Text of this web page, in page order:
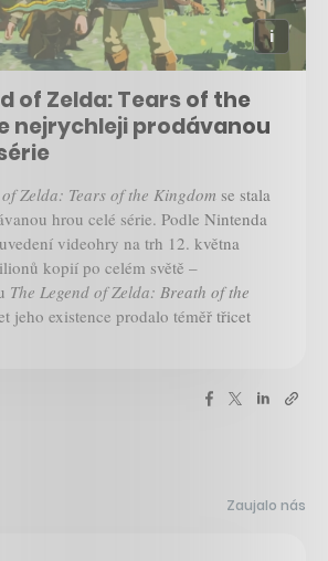
of Zelda: Tears of the
nejrychleji prodávanou
Zelda: Tears of the Kingdom se stala
hrou celé série. Podle Nintenda
videohry na trh 12. května
kopií po celém světě –
The Legend of Zelda: Breath of the
jeho existence prodalo téměř třicet
Zaujalo nás